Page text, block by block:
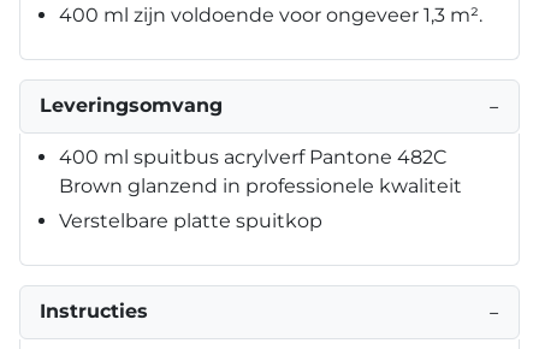
400 ml zijn voldoende voor ongeveer 1,3 m².
Leveringsomvang −
400 ml spuitbus acrylverf Pantone 482C
Brown glanzend in professionele kwaliteit
Verstelbare platte spuitkop
Instructies −